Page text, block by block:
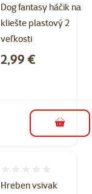
Dog fantasy háčik na
kliešte plastový 2
veľkosti
Cena
2,99 €
do košíka
Hreben vsivak